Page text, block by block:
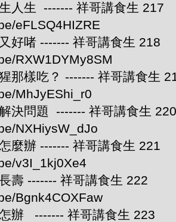
人生 ------- 祥哥講食生 217
eFLSQ4HIZRE
好啫 ------- 祥哥講食生 218
RXW1DYMy8SM
那樣吃？ ------- 祥哥講食生
MhJyEShi_r0
決問題 ------- 祥哥講食生 220
NXHiysW_dJo
麼辦 ------- 祥哥講食生 221
v3I_1kj0Xe4
壽 ------- 祥哥講食生 222
Bgnk4COXFaw
辦 ------- 祥哥講食生 223